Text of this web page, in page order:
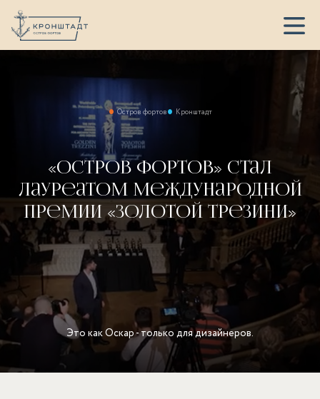
Остров фортов Кронштадт
«Остров фортов» стал
лауреатом международной
премии «Золотой Трезини»
Это как Оскар - только для дизайнеров.